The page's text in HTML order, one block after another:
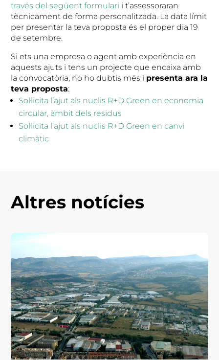
través del següent formulari i t’assessoraran
tècnicament de forma personalitzada. La data límit
per presentar la teva proposta és el proper dia 19
de setembre.
Si ets una empresa o agent amb experiència en
aquests ajuts i tens un projecte que encaixa amb
la convocatòria, no ho dubtis més i presenta ara la
teva proposta:
Sol·licita l’ajut als nuclis R+D Green en economia
circular, àmbit dels residus
Sol·licita l’ajut als nuclis R+D Green en canvi
climàtic
Altres notícies